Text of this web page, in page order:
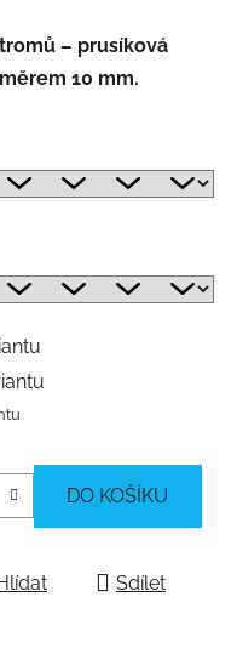
– prusíková
10 mm.
DO KOŠÍKU
Sdílet